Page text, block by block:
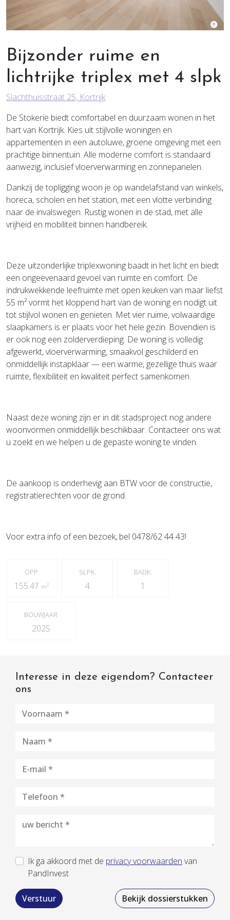
Bijzonder ruime en
lichtrijke triplex met 4 slpk
Slachthuisstraat 25, Kortrijk
De Stokerie biedt comfortabel en duurzaam wonen in het
hart van Kortrijk. Kies uit stijlvolle woningen en
appartementen in een autoluwe, groene omgeving met een
prachtige binnentuin. Alle moderne comfort is standaard
aanwezig, inclusief vloerverwarming en zonnepanelen.
Dankzij de topligging woon je op wandelafstand van winkels,
horeca, scholen en het station, met een vlotte verbinding
naar de invalswegen. Rustig wonen in de stad, met alle
vrijheid en mobiliteit binnen handbereik.
Deze uitzonderlijke triplexwoning baadt in het licht en biedt
een ongeëvenaard gevoel van ruimte en comfort. De
indrukwekkende leefruimte met open keuken van maar liefst
55 m² vormt het kloppend hart van de woning en nodigt uit
tot stijlvol wonen en genieten. Met vier ruime, volwaardige
slaapkamers is er plaats voor het hele gezin. Bovendien is
er ook nog een zolderverdieping. De woning is volledig
afgewerkt, vloerverwarming, smaakvol geschilderd en
onmiddellijk instapklaar — een warme, gezellige thuis waar
ruimte, flexibiliteit en kwaliteit perfect samenkomen.
Naast deze woning zijn er in dit stadsproject nog andere
woonvormen onmiddellijk beschikbaar. Contacteer ons wat
u zoekt en we helpen u de gepaste woning te vinden.
De aankoop is onderhevig aan BTW voor de constructie,
registratierechten voor de grond.
Voor extra info of een bezoek, bel 0478/62 44 43!
OPP.
155.47 m2
SLPK.
4
BADK.
1
BOUWJAAR
2025
Interesse in deze eigendom? Contacteer
ons
Ik ga akkoord met de privacy voorwaarden van
PandInvest
Verstuur Bekijk dossierstukken